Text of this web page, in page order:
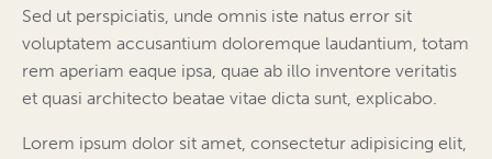
Sed ut perspiciatis, unde omnis iste natus error sit
voluptatem accusantium doloremque laudantium, totam
rem aperiam eaque ipsa, quae ab illo inventore veritatis
et quasi architecto beatae vitae dicta sunt, explicabo.
Lorem ipsum dolor sit amet, consectetur adipisicing elit,